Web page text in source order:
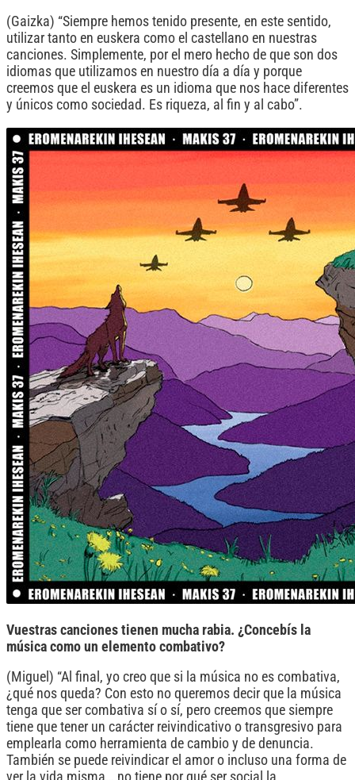
(Gaizka) “Siempre hemos tenido presente, en este sentido,
utilizar tanto en euskera como el castellano en nuestras
canciones. Simplemente, por el mero hecho de que son dos
idiomas que utilizamos en nuestro día a día y porque
creemos que el euskera es un idioma que nos hace diferentes
y únicos como sociedad. Es riqueza, al fin y al cabo”.
Vuestras canciones tienen mucha rabia. ¿Concebís la
música como un elemento combativo?
(Miguel) “Al final, yo creo que si la música no es combativa,
¿qué nos queda? Con esto no queremos decir que la música
tenga que ser combativa sí o sí, pero creemos que siempre
tiene que tener un carácter reivindicativo o transgresivo para
emplearla como herramienta de cambio y de denuncia.
También se puede reivindicar el amor o incluso una forma de